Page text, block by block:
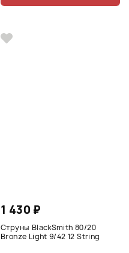
1 430 ₽
Струны BlackSmith 80/20
Bronze Light 9/42 12 String